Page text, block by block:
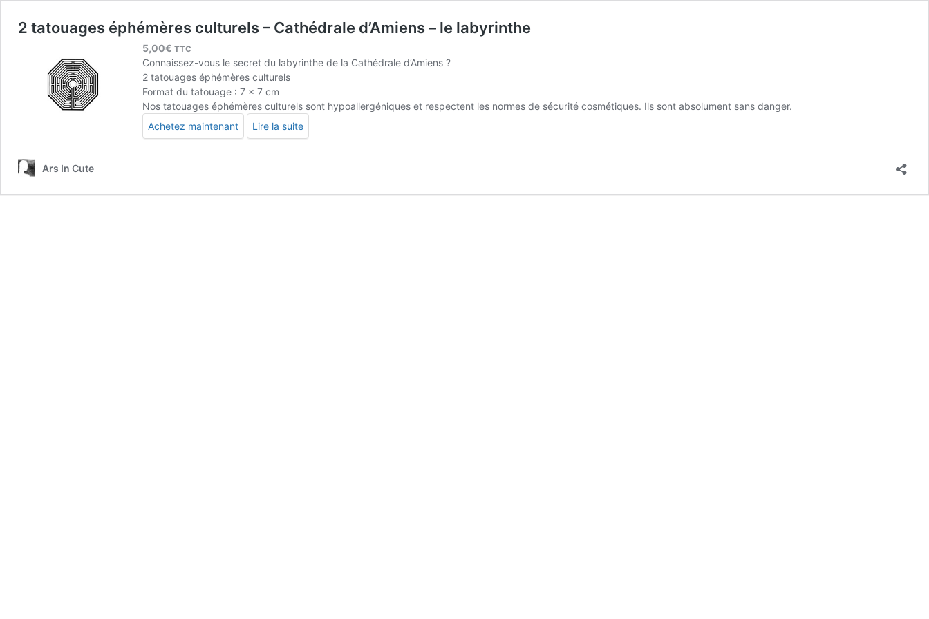
2 tatouages éphémères culturels – Cathédrale d’Amiens – le labyrinthe
5,00€ TTC
Connaissez-vous le secret du labyrinthe de la Cathédrale d’Amiens ?
2 tatouages éphémères culturels
Format du tatouage : 7 x 7 cm
Nos tatouages éphémères culturels sont hypoallergéniques et respectent les normes de sécurité cosmétiques. Ils sont absolument sans danger.
Achetez maintenant
Lire la suite
Ars In Cute